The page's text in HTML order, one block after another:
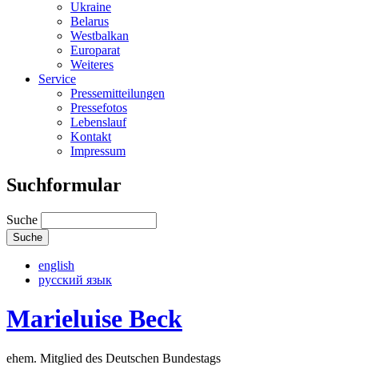
Ukraine
Belarus
Westbalkan
Europarat
Weiteres
Service
Pressemitteilungen
Pressefotos
Lebenslauf
Kontakt
Impressum
Suchformular
Suche
english
русский язык
Marieluise Beck
ehem. Mitglied des Deutschen Bundestags